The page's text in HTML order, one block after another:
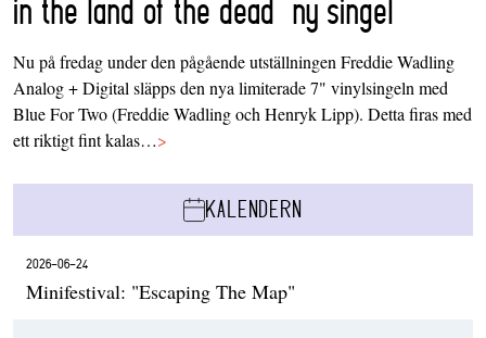
in the land of the dead’ ny singel
Nu på fredag under den pågående utställningen Freddie Wadling
Analog + Digital släpps den nya limiterade 7" vinylsingeln med
Blue For Two (Freddie Wadling och Henryk Lipp). Detta firas med
ett riktigt fint kalas…>
KALENDERN
2026-06-24
Minifestival: "Escaping The Map"